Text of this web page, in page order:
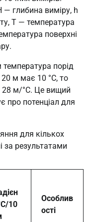
глибина виміру, h
T — температура
поверхні
порід
20 м має 10 °C, то
28 м/°C. Це вищий
про потенціал для
для кількох
за результатами
10
Особлив
ості